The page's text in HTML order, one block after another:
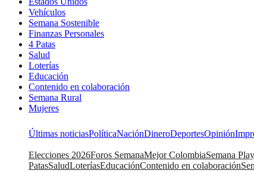
Vehículos
Semana Sostenible
Finanzas Personales
4 Patas
Salud
Loterías
Educación
Contenido en colaboración
Semana Rural
Mujeres
Últimas noticiasPolíticaNaciónDineroDeportesOpinión
Elecciones 2026Foros SemanaMejor ColombiaSemana Play
PatasSaludLoteríasEducaciónContenido en colaboración